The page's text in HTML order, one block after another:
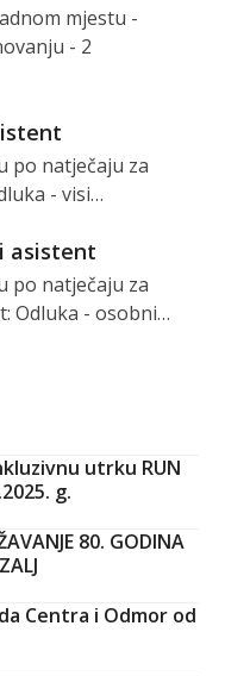
mjestu -
- 2
po natječaju za
- visi…
asistent
po natječaju za
Odluka - osobni…
utrku RUN
g.
80. GODINA
Centra i Odmor od